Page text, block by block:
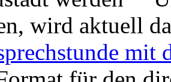
wird aktuell
mit